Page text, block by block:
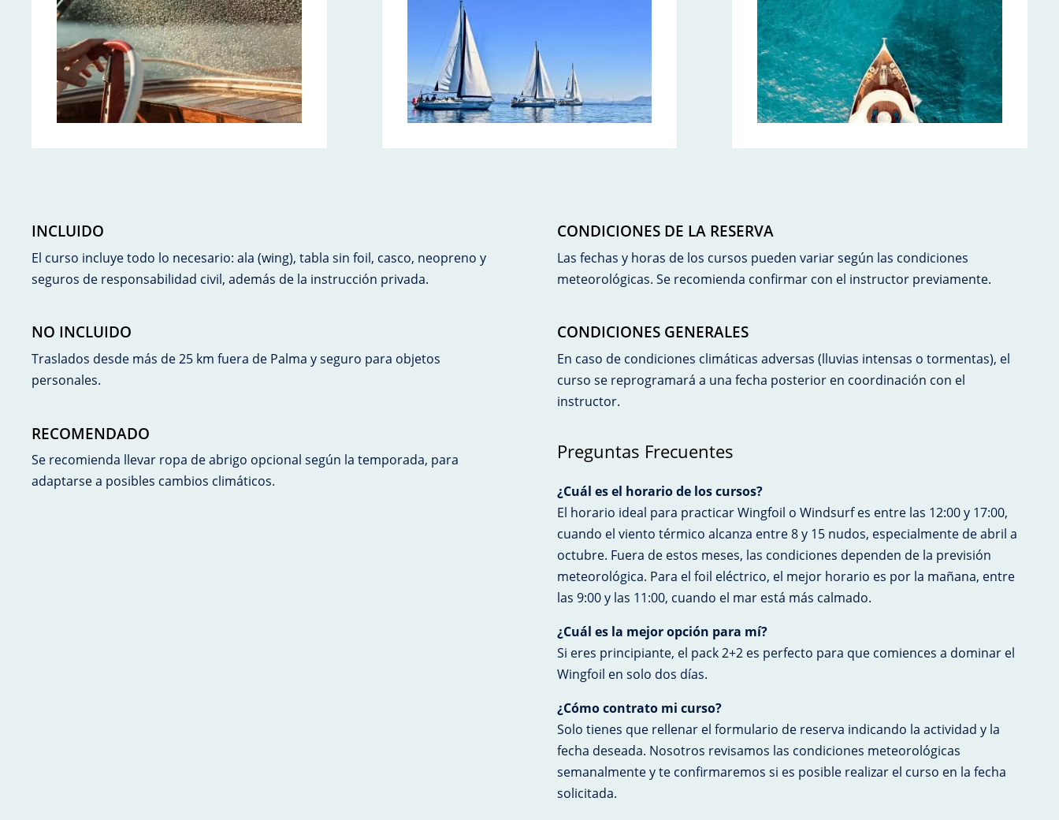
INCLUIDO
El curso incluye todo lo necesario: ala (wing), tabla sin foil, casco, neopreno y
seguros de responsabilidad civil, además de la instrucción privada.
NO INCLUIDO
Traslados desde más de 25 km fuera de Palma y seguro para objetos
personales.
RECOMENDADO
Se recomienda llevar ropa de abrigo opcional según la temporada, para
adaptarse a posibles cambios climáticos.
CONDICIONES DE LA RESERVA
Las fechas y horas de los cursos pueden variar según las condiciones
meteorológicas. Se recomienda confirmar con el instructor previamente.
CONDICIONES GENERALES
En caso de condiciones climáticas adversas (lluvias intensas o tormentas), el
curso se reprogramará a una fecha posterior en coordinación con el
instructor.
Preguntas Frecuentes
¿Cuál es el horario de los cursos?
El horario ideal para practicar Wingfoil o Windsurf es entre las 12:00 y 17:00,
cuando el viento térmico alcanza entre 8 y 15 nudos, especialmente de abril a
octubre. Fuera de estos meses, las condiciones dependen de la previsión
meteorológica. Para el foil eléctrico, el mejor horario es por la mañana, entre
las 9:00 y las 11:00, cuando el mar está más calmado.
¿Cuál es la mejor opción para mí?
Si eres principiante, el pack 2+2 es perfecto para que comiences a dominar el
Wingfoil en solo dos días.
¿Cómo contrato mi curso?
Solo tienes que rellenar el formulario de reserva indicando la actividad y la
fecha deseada. Nosotros revisamos las condiciones meteorológicas
semanalmente y te confirmaremos si es posible realizar el curso en la fecha
solicitada.